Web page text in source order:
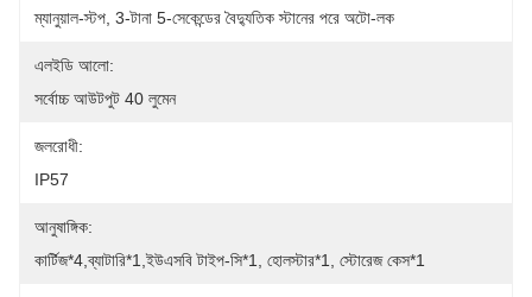
ম্যানুয়াল-স্টপ, 3-টানা 5-সেকেন্ডের বৈদ্যুতিক স্টানের পরে অটো-লক
এলইডি আলো:
সর্বোচ্চ আউটপুট 40 লুমেন
জলরোধী:
IP57
আনুষাঙ্গিক:
কার্টিজ*4,ব্যাটারি*1,ইউএসবি টাইপ-সি*1, হোলস্টার*1, স্টোরেজ কেস*1